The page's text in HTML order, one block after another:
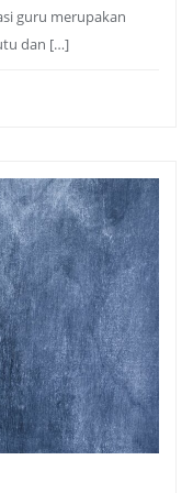
guru merupakan
dan […]